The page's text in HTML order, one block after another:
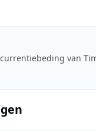
van